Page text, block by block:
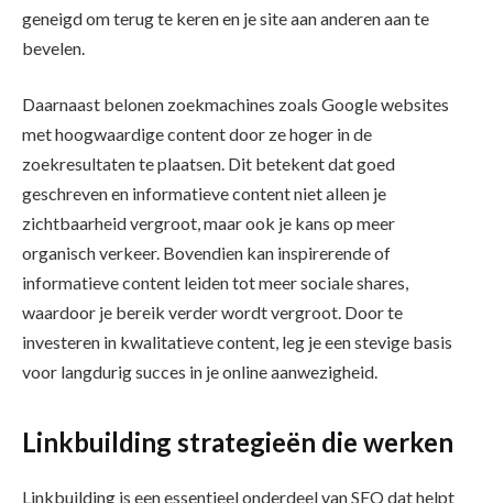
geneigd om terug te keren en je site aan anderen aan te
bevelen.
Daarnaast belonen zoekmachines zoals Google websites
met hoogwaardige content door ze hoger in de
zoekresultaten te plaatsen. Dit betekent dat goed
geschreven en informatieve content niet alleen je
zichtbaarheid vergroot, maar ook je kans op meer
organisch verkeer. Bovendien kan inspirerende of
informatieve content leiden tot meer sociale shares,
waardoor je bereik verder wordt vergroot. Door te
investeren in kwalitatieve content, leg je een stevige basis
voor langdurig succes in je online aanwezigheid.
Linkbuilding strategieën die werken
Linkbuilding is een essentieel onderdeel van SEO dat helpt